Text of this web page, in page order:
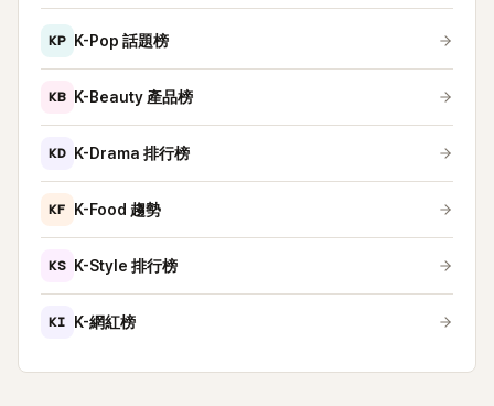
KP K-Pop 話題榜
KB K-Beauty 產品榜
KD K-Drama 排行榜
KF K-Food 趨勢
KS K-Style 排行榜
KI K-網紅榜